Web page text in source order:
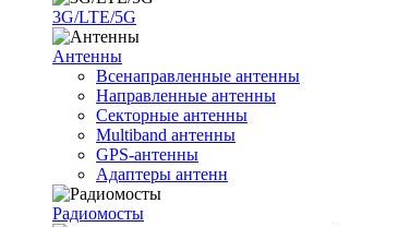
3G/LTE/5G
Антенны
Всенаправленные антенны
Направленные антенны
Секторные антенны
Multiband антенны
GPS-антенны
Адаптеры антенн
Радиомосты